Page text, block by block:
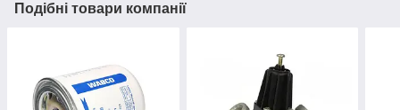
Подібні товари компанії